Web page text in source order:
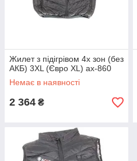
Жилет з підігрівом 4х зон (без
АКБ) 3XL (Євро XL) ax-860
Немає в наявності
2 364 ₴